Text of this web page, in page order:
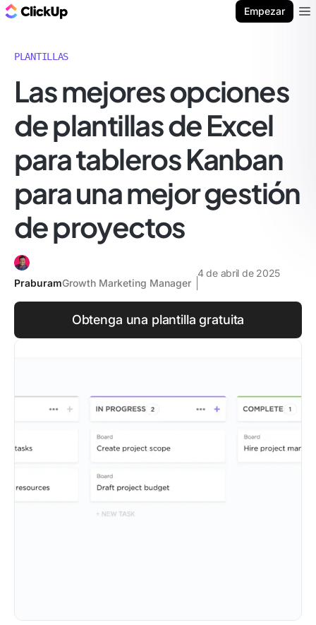
Empezar
PLANTILLAS
Las mejores opciones
de plantillas de Excel
para tableros Kanban
para una mejor gestión
de proyectos
PraburamGrowth Marketing Manager
4 de abril de 2025
Obtenga una plantilla gratuita